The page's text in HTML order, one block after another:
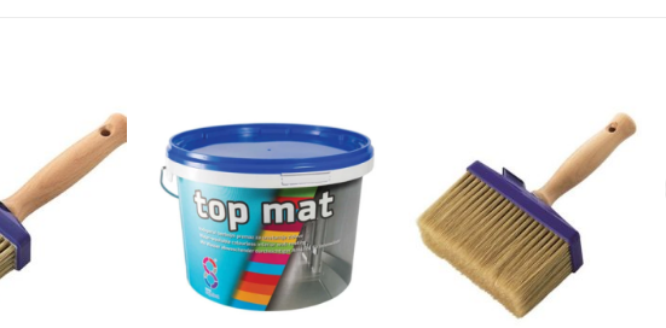
Dodaj
na
Dodaj
na
listu
želja
Dodaj